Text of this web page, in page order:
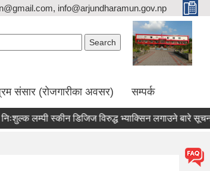
info@arjundharamun.gov.np
संसार (रोजगारीका अवसर) सम्पर्क
लम्पी स्कीन डिजिज विरुद्ध भ्याक्सिन लगाउने बारे सूचना।